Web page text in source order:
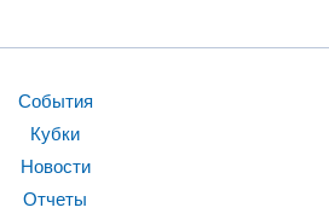
События
Кубки
Новости
Отчеты